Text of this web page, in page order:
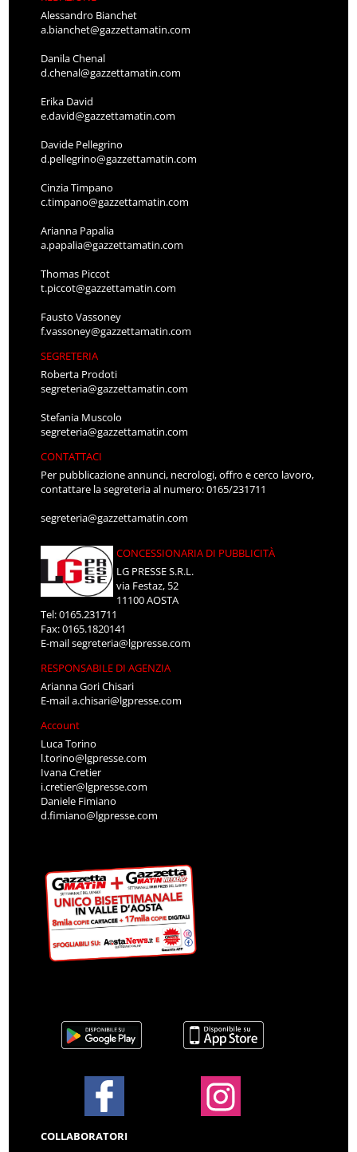
Alessandro Bianchet
a.bianchet@gazzettamatin.com
Danila Chenal
d.chenal@gazzettamatin.com
Erika David
e.david@gazzettamatin.com
Davide Pellegrino
d.pellegrino@gazzettamatin.com
Cinzia Timpano
c.timpano@gazzettamatin.com
Arianna Papalia
a.papalia@gazzettamatin.com
Thomas Piccot
t.piccot@gazzettamatin.com
Fausto Vassoney
f.vassoney@gazzettamatin.com
SEGRETERIA
Roberta Prodoti
segreteria@gazzettamatin.com
Stefania Muscolo
segreteria@gazzettamatin.com
CONTATTACI
Per pubblicazione annunci, necrologi, offro e cerco lavoro,
contattare la segreteria al numero: 0165/231711
segreteria@gazzettamatin.com
CONCESSIONARIA DI PUBBLICITÀ
LG PRESSE S.R.L.
via Festaz, 52
11100 AOSTA
Tel: 0165.231711
Fax: 0165.1820141
E-mailsegreteria@lgpresse.com
RESPONSABILE DI AGENZIA
Arianna Gori Chisari
E-maila.chisari@lgpresse.com
Account
Luca Torino
l.torino@lgpresse.com
Ivana Cretier
i.cretier@lgpresse.com
Daniele Fimiano
d.fimiano@lgpresse.com
COLLABORATORI